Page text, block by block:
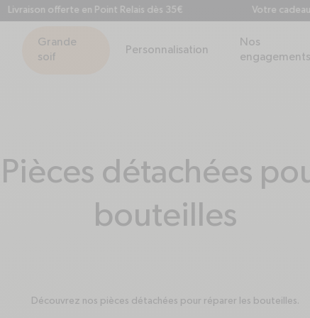
Livraison offerte en Point Relais dès 35€ Votre cadeau
Grande
soif
Personnalisation
Nos
engagements
Pièces détachées
bouteilles
Découvrez nos pièces détachées pour réparer les bouteilles.